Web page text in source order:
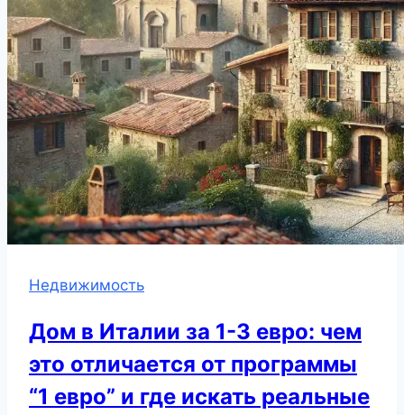
Недвижимость
Дом в Италии за 1-3 евро: чем
это отличается от программы
“1 евро” и где искать реальные